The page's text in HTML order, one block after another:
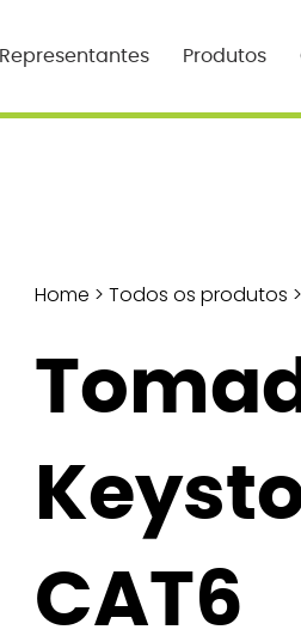
Representantes Produtos
Home > Todos os produtos >
CAT6